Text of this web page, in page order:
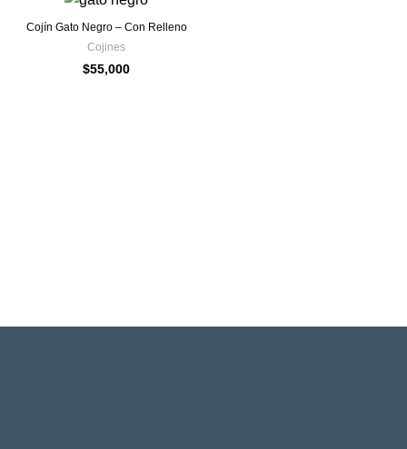
Cojín Gato Negro – Con Relleno
Cojines
$55,000